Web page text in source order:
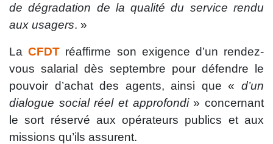
de dégradation de la qualité du service rendu
aux usagers. »
LaCFDT réaffirme son exigence d’un rendez-
vous salarial dès septembre pour défendre le
pouvoir d’achat des agents, ainsi que « d’un
dialogue social réel et approfondi» concernant
le sort réservé aux opérateurs publics et aux
missions qu’ils assurent.